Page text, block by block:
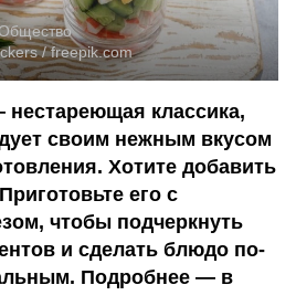
/ freepik.com
классика,
своим нежным вкусом
Хотите добавить
его с
чтобы подчеркнуть
и сделать блюдо по-
Подробнее — в